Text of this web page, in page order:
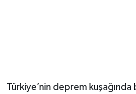
Türkiye’nin deprem kuşağında